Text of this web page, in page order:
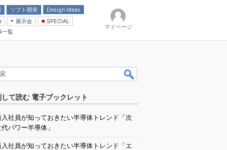
ソフト開発
Design Ideas
展示会
SPECIAL
一覧
マイページ
して読む 電子ブックレット
入社員が知っておきたい半導体トレンド「次
パワー半導体」
入社員が知っておきたい半導体トレンド「エ